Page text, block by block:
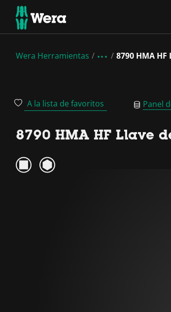
Wera Herramientas 8790 HMA
A la lista de favoritos Panel
8790 HMA HF Llave